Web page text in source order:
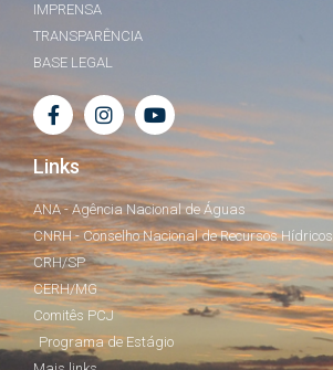
IMPRENSA
TRANSPARÊNCIA
BASE LEGAL
Links
ANA - Agência Nacional de Águas
CNRH - Conselho Nacional de Recursos Hídricos
CRH/SP
CERH/MG
Comitês PCJ
Programa de Estágio